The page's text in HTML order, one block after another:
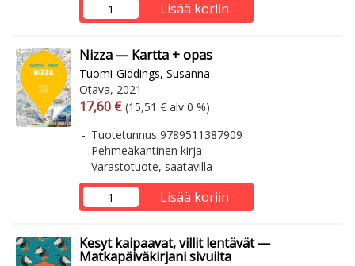
Lisää koriin
Nizza — Kartta + opas
Tuomi-Giddings, Susanna
Otava, 2021
Arvonlisäverollinen hinta
17,60 € Arvonlisäveroton hinta
(15,51 € alv 0 %)
Tuotetunnus 9789511387909
Pehmeäkantinen kirja
Varastotuote, saatavilla
Lisää koriin
Kesyt kaipaavat, villit lentävät —
Matkapäiväkirjani sivuilta